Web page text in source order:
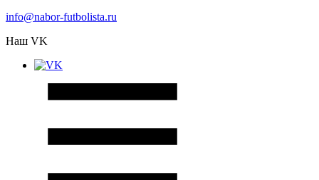
info@nabor-futbolista.ru
Наш VK